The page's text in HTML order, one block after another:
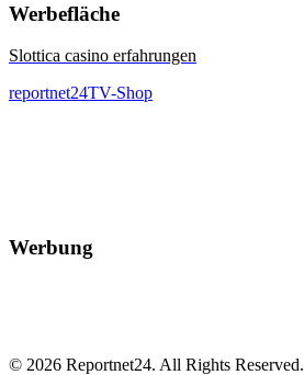
Werbefläche
Slottica casino erfahrungen
reportnet24TV-Shop
Werbung
© 2026 Reportnet24. All Rights Reserved.